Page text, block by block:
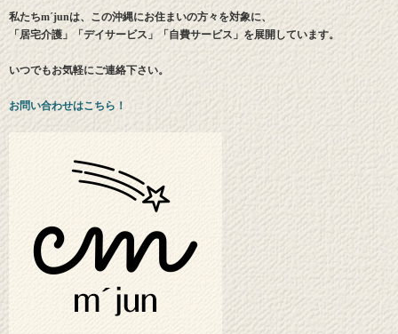
私たちm´junは、この沖縄にお住まいの方々を対象に、
「居宅介護」「デイサービス」「自費サービス」を展開しています。
いつでもお気軽にご連絡下さい。
お問い合わせはこちら！